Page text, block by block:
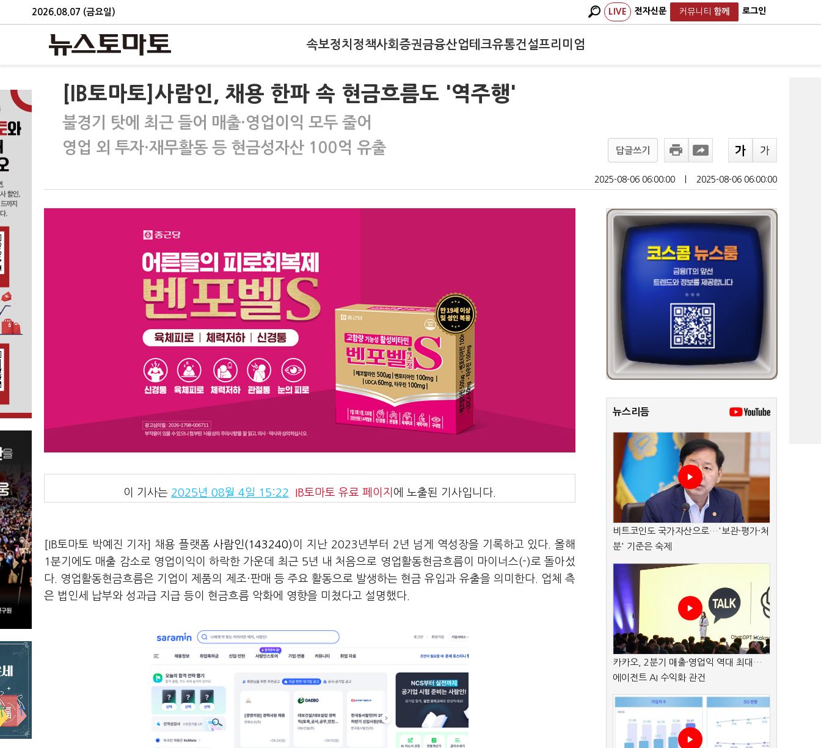
2026.08.07 (금요일) LIVE 전자신문 커뮤니티 함께 로그인
속보정치 정책사회 증권금융산업테크유통건설프리미엄
[IB토마토]사람인, 채용 한파 속 현금흐름도 '역주행'
불경기 탓에 최근 들어 매출·영업이익 모두 줄어
영업 외 투자·재무활동 등 현금성자산 100억 유출
답글쓰기
2025-08-06 06:00:00 2025-08-06 06:00:00
이 기사는 2025년 08월 4일 15:22 IB토마토 유료 페이지 에 노출된 기사입니다.
[IB토마토 박예진 기자] 채용 플랫폼사람인(143240)이 지난 2023년부터 2년 넘게 역성장을 기록하고 있다. 올해
1분기에도 매출 감소로 영업이익이 하락한 가운데 최근 5년 내 처음으로 영업활동현금흐름이 마이너스(-)로 돌아섰
다. 영업활동현금흐름은 기업이 제품의 제조·판매 등 주요 활동으로 발생하는 현금 유입과 유출을 의미한다. 업체 측
은 법인세 납부와 성과급 지급 등이 현금흐름 악화에 영향을 미쳤다고 설명했다.
뉴스리듬
비트코인도 국가자산으로…'보관·평가·처
분' 기준은 숙제
카카오, 2분기 매출·영업익 역대 최대…
에이전트 AI 수익화 관건